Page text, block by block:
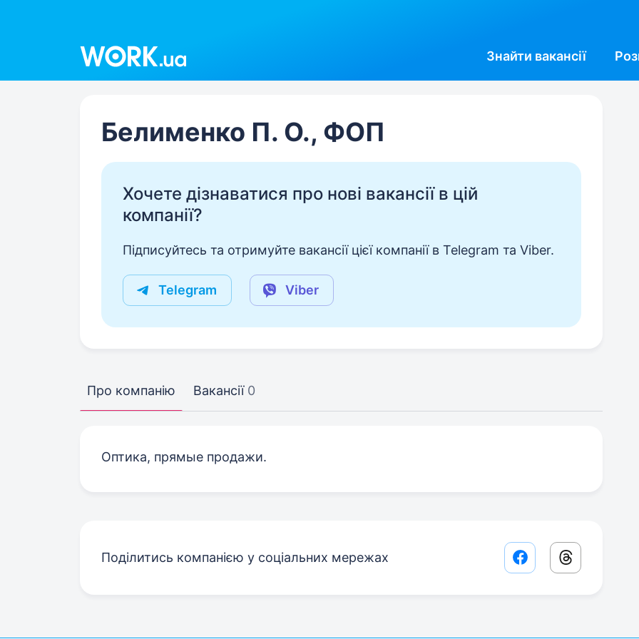
Знайти вакансії
Белименко П. О., ФОП
Хочете дізнаватися про нові вакансії в цій
компанії?
Підписуйтесь та отримуйте вакансії цієї компанії в Telegram та Viber.
Telegram Viber
Про компанію Вакансії 0
Оптика, прямые продажи.
Поділитись компанією у соціальних мережах Facebook share link
Threads